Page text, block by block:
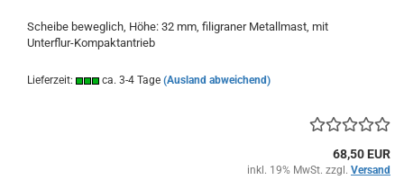
Scheibe beweglich, Höhe: 32 mm, filigraner Metallmast, mit
Unterflur-Kompaktantrieb
Lieferzeit: ca. 3-4 Tage (Ausland abweichend)
68,50 EUR
inkl. 19% MwSt. zzgl. Versand